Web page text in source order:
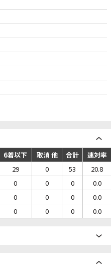
6着以下 取消 他 合計
連対率
29 0 53
20.8
0 0 0
0.0
0 0 0
0.0
0 0 0 0.0